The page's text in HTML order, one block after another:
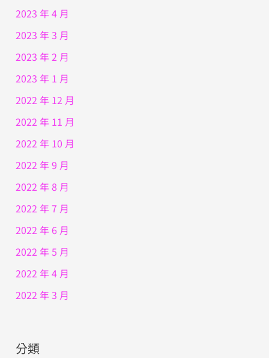
2023 年 4 月
2023 年 3 月
2023 年 2 月
2023 年 1 月
2022 年 12 月
2022 年 11 月
2022 年 10 月
2022 年 9 月
2022 年 8 月
2022 年 7 月
2022 年 6 月
2022 年 5 月
2022 年 4 月
2022 年 3 月
分類